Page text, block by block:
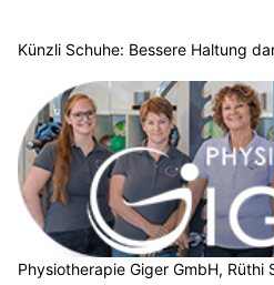
Künzli Schuhe: Bessere Haltung
Physiotherapie Giger GmbH, Rüthi